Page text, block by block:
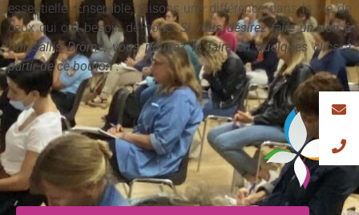
essentielle. Ensemble, faisons une différence dans la vie de
ceux qui ont besoin de nous.Si vous désirez faire un don à
Chrysallis Drôme, vous pouvez le faire en quelques clics à
partir de ce bouton :